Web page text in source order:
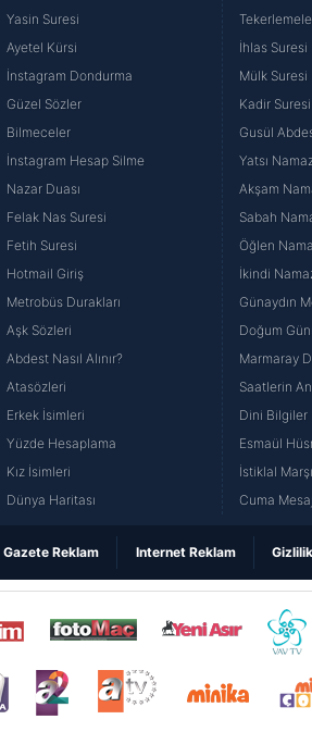
Yasin Suresi
Ayetel Kürsi
İnstagram Dondurma
Güzel Sözler
Bilmeceler
İnstagram Hesap Silme
Nazar Duası
Felak Nas Suresi
Fetih Suresi
Hotmail Giriş
Metrobüs Durakları
Aşk Sözleri
Abdest Nasıl Alınır?
Atasözleri
Erkek İsimleri
Yüzde Hesaplama
Kız İsimleri
Dünya Haritası
İhlas Suresi
Mülk Suresi
Kadir Suresi
Gusül
Yatsı
Akşam
Sabah
Öğlen
İkindi
Günaydın
Doğum
Marmaray
Saatlerin
Dini Bilgiler
Esmaül
İstiklal Marşı
Cuma
Gazete Reklam Internet Reklam